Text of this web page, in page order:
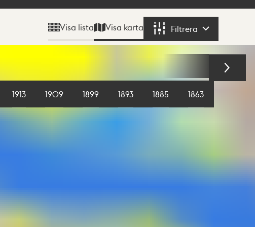
Visa lista Visa karta Filtrera
1913 1909 1899 1893 1885 1863